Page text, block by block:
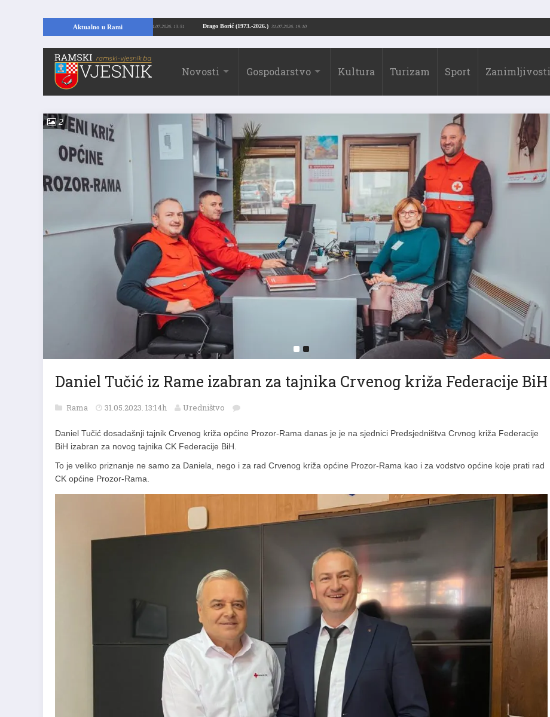
Aktualno u Rami Drago Borić (1973.-2026.)
U RAMI: Kopajući temelje kuće, pronašao vrijedne arheološke ostatke 24.07.2026. 13:51
Novosti Gospodarstvo Kultura Turizam Sport Zanimljivosti
2
Daniel Tučić iz Rame izabran za tajnika Crvenog križa Federacije BiH
Rama 31.05.2023. 13:14h Uredništvo
Daniel Tučić dosadašnji tajnik Crvenog križa općine Prozor-Rama danas je je na sjednici Predsjedništva Crvnog križa Federacije
BiH izabran za novog tajnika CK Federacije BiH.
To je veliko priznanje ne samo za Daniela, nego i za rad Crvenog križa općine Prozor-Rama kao i za vodstvo općine koje prati rad
CK općine Prozor-Rama.